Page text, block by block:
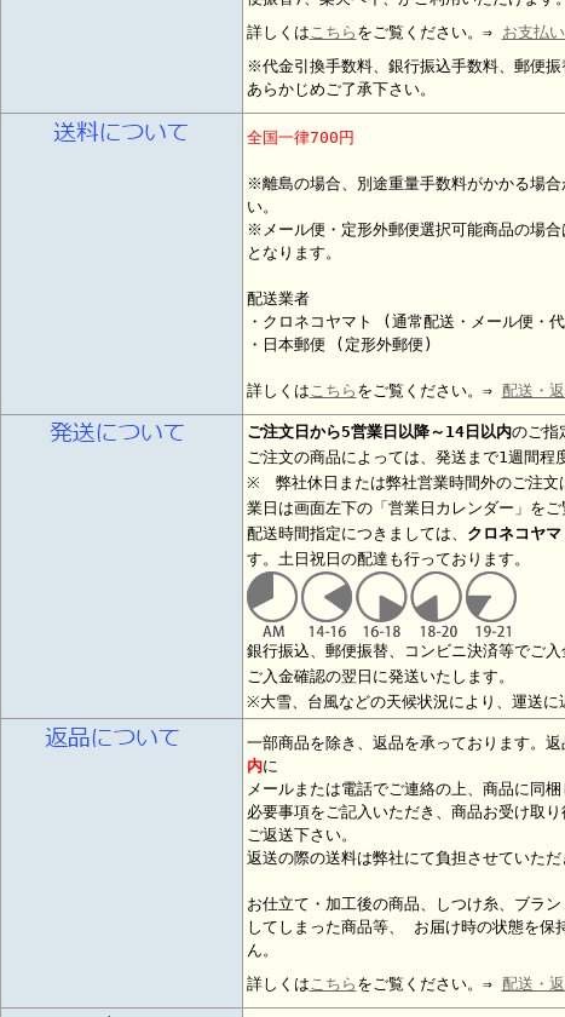
詳しくはこちら をご覧ください。⇒ お支払
※代金引換手数料、銀行振込手数料、郵便振
あらかじめご了承下さい。
全国一律700円
※離島の場合、別途重量手数料がかかる場
い。
※メール便・定形外郵便選択可能商品の場
となります。
配送業者
・クロネコヤマト (通常配送・メール便・
・日本郵便 (定形外郵便)
詳しくはこちら をご覧ください。⇒ 配送・
ご注文日から5営業日以降～14日以内のご指
ご注文の商品によっては、発送まで1週間程
※ 弊社休日または弊社営業時間外のご注文
業日は画面左下の「営業日カレンダー」をご
配送時間指定につきましては、 クロネコヤ
す。土日祝日の配達も行っております。
銀行振込、郵便振替、コンビニ決済等でご入
ご入金確認の翌日に発送いたします。
※大雪、台風などの天候状況により、運送に
一部商品を除き、返品を承っております。
内に
メールまたは電話でご連絡の上、商品に同
必要事項をご記入いただき、商品お受け取
ご返送下さい。
返送の際の送料は弊社にて負担させていただ
お仕立て・加工後の商品、しつけ糸、ブラ
してしまった商品等、 お届け時の状態を保
ん。
詳しくはこちら をご覧ください。⇒ 配送・